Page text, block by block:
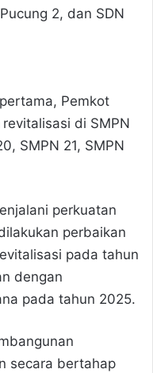
2, dan SDN
Pemkot
di SMPN
SMPN 21, SMPN
perkuatan
perbaikan
pada tahun
dengan
pada tahun 2025.
secara bertahap